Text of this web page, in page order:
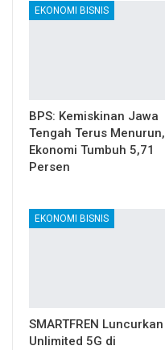
EKONOMI BISNIS
BPS: Kemiskinan Jawa
Tengah Terus Menurun,
Ekonomi Tumbuh 5,71
Persen
EKONOMI BISNIS
SMARTFREN Luncurkan
Unlimited 5G di